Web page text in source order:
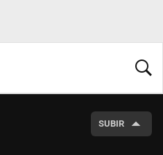
SUBIR